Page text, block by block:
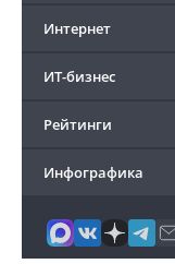
Интернет
ИТ-бизнес
Рейтинги
Инфографика